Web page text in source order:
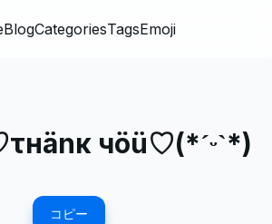
BlogCategoriesTagsEmoji
чöü♡(*ˊᵕˋ*)
コピー